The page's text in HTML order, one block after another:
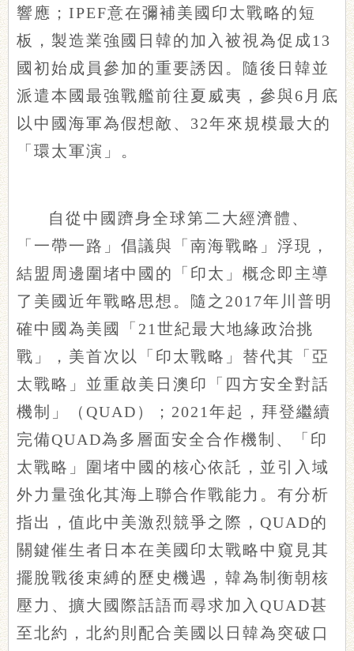
響應；IPEF意在彌補美國印太戰略的短
板，製造業強國日韓的加入被視為促成13
國初始成員參加的重要誘因。隨後日韓並
派遣本國最強戰艦前往夏威夷，參與6月底
以中國海軍為假想敵、32年來規模最大的
「環太軍演」。
自從中國躋身全球第二大經濟體、
「一帶一路」倡議與「南海戰略」浮現，
結盟周邊圍堵中國的「印太」概念即主導
了美國近年戰略思想。隨之2017年川普明
確中國為美國「21世紀最大地緣政治挑
戰」，美首次以「印太戰略」替代其「亞
太戰略」並重啟美日澳印「四方安全對話
機制」（QUAD）；2021年起，拜登繼續
完備QUAD為多層面安全合作機制、「印
太戰略」圍堵中國的核心依託，並引入域
外力量強化其海上聯合作戰能力。有分析
指出，值此中美激烈競爭之際，QUAD的
關鍵催生者日本在美國印太戰略中窺見其
擺脫戰後束縛的歷史機遇，韓為制衡朝核
壓力、擴大國際話語而尋求加入QUAD甚
至北約，北約則配合美國以日韓為突破口